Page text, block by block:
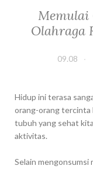
Memulai
Olahraga
09.08
Hidup ini terasa
orang-orang tercinta
tubuh yang sehat
aktivitas.
Selain mengonsumsi